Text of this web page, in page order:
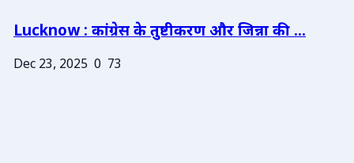
Lucknow : कांग्रेस के तुष्टीकरण और जिन्ना की ...
Dec 23, 2025 0 73